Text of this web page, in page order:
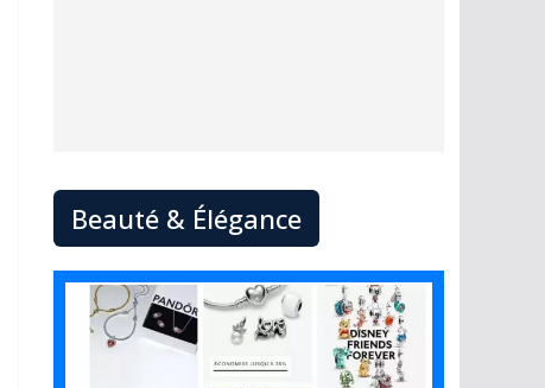
Beauté & Élégance